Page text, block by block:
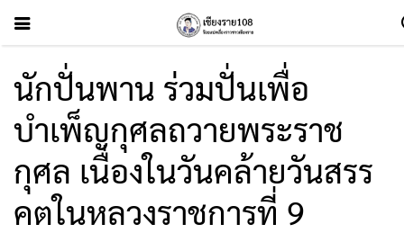
นักปั่นพาน ร่วมปั่นเพื่อ
บำเพ็ญกุศลถวายพระราช
กุศล เนื่องในวันคล้ายวันสรร​
คตในหลวงราชการที่​ 9​